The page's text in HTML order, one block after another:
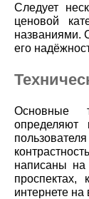
Следует
ценовой
названиями.
его
Основные
написаны на
интернете